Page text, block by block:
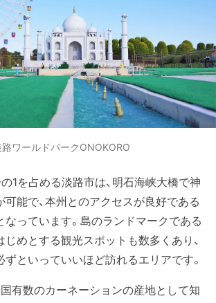
路ワールドパークONOKORO
1を占める淡路市は、明石海峡大橋で神
可能で、本州とのアクセスが良好である
なっています。島のランドマークである
めとする観光スポットも数多くあり、
といっていいほど訪れるエリアです。
国有数のカーネーションの産地として知